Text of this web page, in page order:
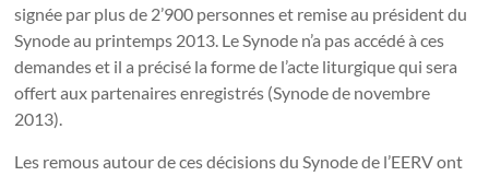
signée par plus de 2’900 personnes et remise au président du
Synode au printemps 2013. Le Synode n’a pas accédé à ces
demandes et il a précisé la forme de l’acte liturgique qui sera
offert aux partenaires enregistrés (Synode de novembre
2013).
Les remous autour de ces décisions du Synode de l’EERV ont